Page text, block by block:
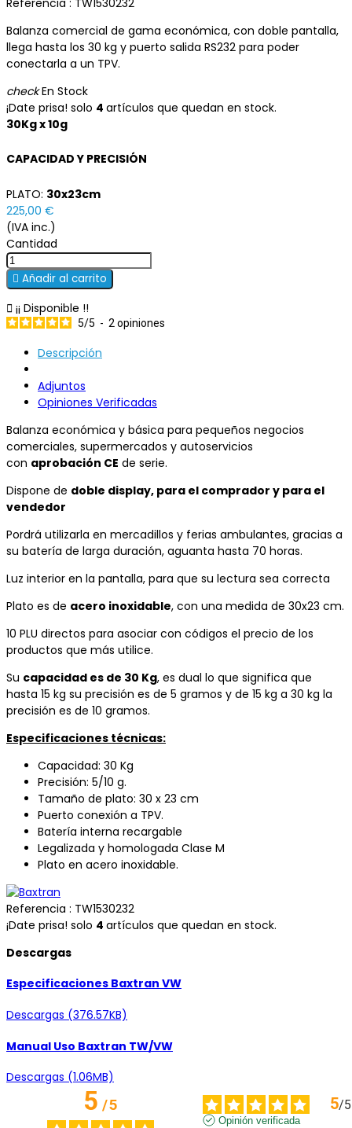
Referencia : TW1530232
Balanza comercial de gama económica, con doble pantalla,
llega hasta los 30 kg y puerto salida RS232 para poder
conectarla a un TPV.
checkEn Stock
¡Date prisa! solo 4 artículos que quedan en stock.
30Kg x 10g
CAPACIDAD Y PRECISIÓN
PLATO: 30x23cm
225,00 €
(IVA inc.)
Cantidad
 Añadir al carrito
 ¡¡ Disponible !!
5/5 - 2 opiniones
Descripción
Adjuntos
Opiniones Verificadas
Balanza económica y básica para pequeños negocios
comerciales, supermercados y autoservicios
con aprobación CE de serie.
Dispone de doble display, para el comprador y para el
vendedor
Pordrá utilizarla en mercadillos y ferias ambulantes, gracias a
su batería de larga duración, aguanta hasta 70 horas.
Luz interior en la pantalla, para que su lectura sea correcta
Plato es de acero inoxidable, con una medida de 30x23 cm.
10 PLU directos para asociar con códigos el precio de los
productos que más utilice.
Su capacidad es de 30 Kg, es dual lo que significa que
hasta 15 kg su precisión es de 5 gramos y de 15 kg a 30 kg la
precisión es de 10 gramos.
Especificaciones técnicas:
Capacidad: 30 Kg
Precisión: 5/10 g.
Tamaño de plato: 30 x 23 cm
Puerto conexión a TPV.
Batería interna recargable
Legalizada y homologada Clase M
Plato en acero inoxidable.
Referencia : TW1530232
¡Date prisa! solo 4 artículos que quedan en stock.
Descargas
Especificaciones Baxtran VW
Descargas (376.57KB)
Manual Uso Baxtran TW/VW
Descargas (1.06MB)
5/5 5/5
Opinión verificada